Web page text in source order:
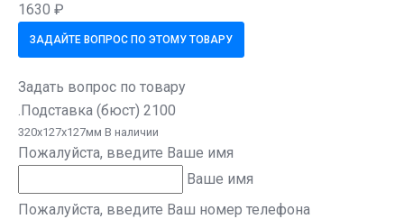
1630 ₽
ЗАДАЙТЕ ВОПРОС ПО ЭТОМУ ТОВАРУ
Задать вопрос по товару
.Подставка (бюст) 2100
320х127х127мм В наличии
Пожалуйста, введите Ваше имя
Ваше имя
Пожалуйста, введите Ваш номер телефона